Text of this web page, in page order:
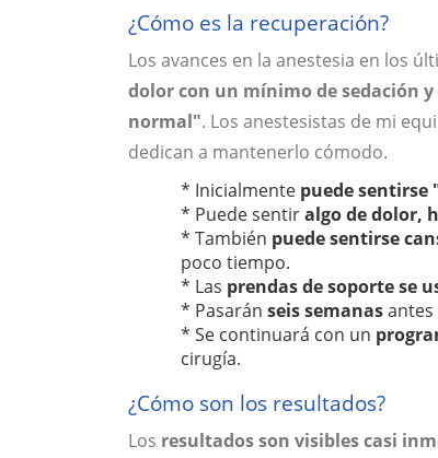
¿Cómo es la recuperación?
Los avances en la anestesia en los
dolor con un mínimo de sedación
normal". Los anestesistas de mi
dedican a mantenerlo cómodo.
* Inicialmente puede sentirse
* Puede sentiralgo de dolor,
* También puede sentirse
poco tiempo.
* Las prendas de soporte se
* Pasarán seis semanasantes
* Se continuará con un
cirugía.
¿Cómo son los resultados?
Los resultados son visibles casi